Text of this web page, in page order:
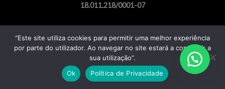
18.011.218/0001-07
“Este site utiliza cookies para permitir uma melhor experiência
por parte do utilizador. Ao navegar no site estará a consentir a
sua utilização”.
Ok
Política de Privacidade